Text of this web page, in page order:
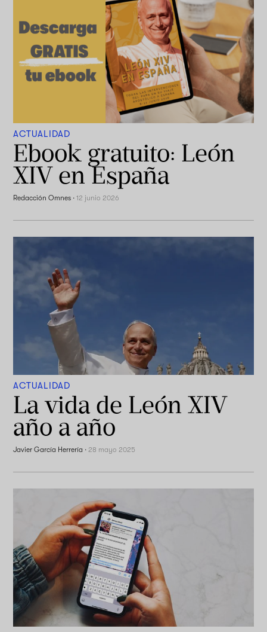
ACTUALIDAD
Ebook gratuito: León
XIV en España
Redacción Omnes ·12 junio 2026
ACTUALIDAD
La vida de León XIV
año a año
Javier García Herrería ·28 mayo 2025